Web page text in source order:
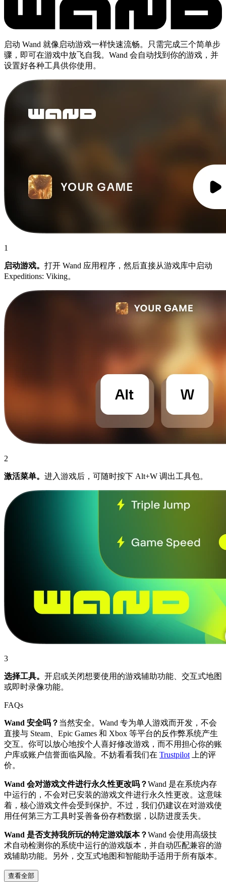
启动 Wand 就像启动游戏一样快速流畅。只需完成三个简单步
骤，即可在游戏中放飞自我。Wand 会自动找到你的游戏，并
设置好各种工具供你使用。
1
启动游戏。 打开 Wand 应用程序，然后直接从游戏库中启动
Expeditions: Viking。
2
激活菜单。 进入游戏后，可随时按下 Alt+W 调出工具包。
3
选择工具。 开启或关闭想要使用的游戏辅助功能、交互式地图
或即时录像功能。
FAQs
Wand 安全吗？ 当然安全。Wand 专为单人游戏而开发，不会
直接与 Steam、Epic Games 和 Xbox 等平台的反作弊系统产生
交互。你可以放心地按个人喜好修改游戏，而不用担心你的账
户库或账户信誉面临风险。不妨看看我们在 Trustpilot 上的评
价。
Wand 会对游戏文件进行永久性更改吗？Wand 是在系统内存
中运行的，不会对已安装的游戏文件进行永久性更改。这意味
着，核心游戏文件会受到保护。不过，我们仍建议在对游戏使
用任何第三方工具时妥善备份存档数据，以防进度丢失。
Wand 是否支持我所玩的特定游戏版本？Wand 会使用高级技
术自动检测你的系统中运行的游戏版本，并自动匹配兼容的游
戏辅助功能。另外，交互式地图和智能助手适用于所有版本。
查看全部